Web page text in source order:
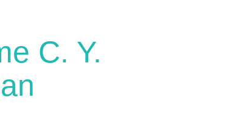
C. Y.